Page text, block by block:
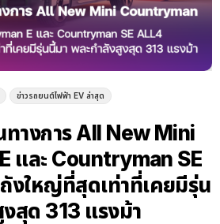
ข่าวรถยนต์ไฟฟ้า EV ล่าสุด
ทางการ All New Mini
และ Countryman SE
งใหญ่ที่สุดเท่าที่เคยมีรุ่น
สุด 313 แรงม้า